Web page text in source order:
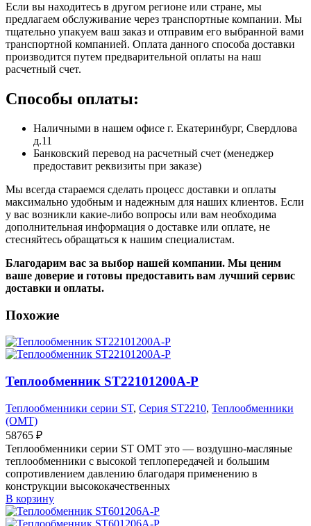
Если вы находитесь в другом регионе или стране, мы
предлагаем обслуживание через транспортные компании. Мы
тщательно упакуем ваш заказ и отправим его выбранной вами
транспортной компанией. Оплата данного способа доставки
производится путем предварительной оплаты на наш
расчетный счет.
Способы оплаты:
Наличными в нашем офисе г. Екатеринбург, Свердлова
д.11
Банковский перевод на расчетный счет (менеджер
предоставит реквизиты при заказе)
Мы всегда стараемся сделать процесс доставки и оплаты
максимально удобным и надежным для наших клиентов. Если
у вас возникли какие-либо вопросы или вам необходима
дополнительная информация о доставке или оплате, не
стесняйтесь обращаться к нашим специалистам.
Благодарим вас за выбор нашей компании. Мы ценим
ваше доверие и готовы предоставить вам лучший сервис
доставки и оплаты.
Похожие
Теплообменник ST22101200A-P
Теплообменники серии ST, Серия ST2210, Теплообменники
(OMT)
58765 ₽
Теплообменники серии ST OMT это — воздушно-масляные
теплообменники с высокой теплопередачей и большим
сопротивлением давлению благодаря применению в
конструкции высококачественных
В корзину